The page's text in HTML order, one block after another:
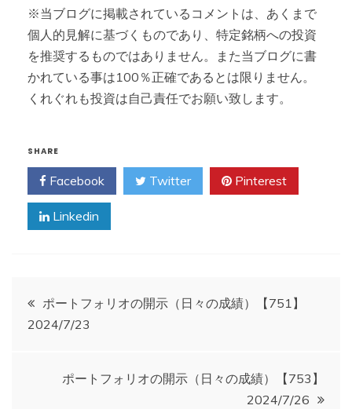
※当ブログに掲載されているコメントは、あくまで
個人的見解に基づくものであり、特定銘柄への投資
を推奨するものではありません。また当ブログに書
かれている事は100％正確であるとは限りません。
くれぐれも投資は自己責任でお願い致します。
SHARE
Facebook Twitter Pinterest
Linkedin
投
稿
ポートフォリオの開示（日々の成績）【751】
2024/7/23
ポートフォリオの開示（日々の成績）【753】
2024/7/26